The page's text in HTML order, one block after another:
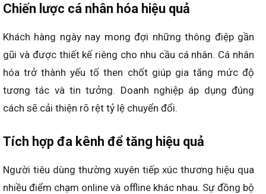
Chiến lược cá nhân hóa hiệu quả
Khách hàng ngày nay mong đợi những thông điệp gần
gũi và được thiết kế riêng cho nhu cầu cá nhân. Cá nhân
hóa trở thành yếu tố then chốt giúp gia tăng mức độ
tương tác và tin tưởng. Doanh nghiệp áp dụng đúng
cách sẽ cải thiện rõ rệt tỷ lệ chuyển đổi.
Tích hợp đa kênh để tăng hiệu quả
Người tiêu dùng thường xuyên tiếp xúc thương hiệu qua
nhiều điểm chạm online và offline khác nhau. Sự đồng bộ